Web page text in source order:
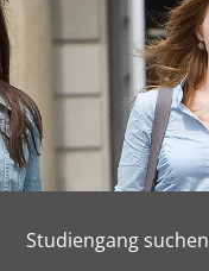
Studiengang suchen